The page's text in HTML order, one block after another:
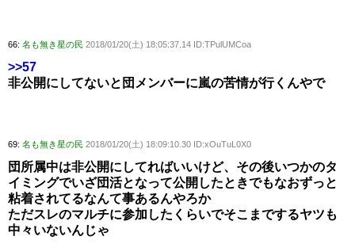
66: 名も無き星の民 2018/01/20(土) 18:05:37.14 ID:TPulUMCoa
>>57
非公開にしてないと団メンバーに嵐の苦情が行くんやで
69: 名も無き星の民 2018/01/20(土) 18:09:10.30 ID:xOuTuL0X0
団所属中は非公開にしてればいいけど、その後いつかのタ
イミングでいざ団活となって公開したときでもなおずっと
粘着されてるなんて事あるんやろか
ただスレのマルチに参加したくらいでそこまでするヤツも
中々いないんじゃ